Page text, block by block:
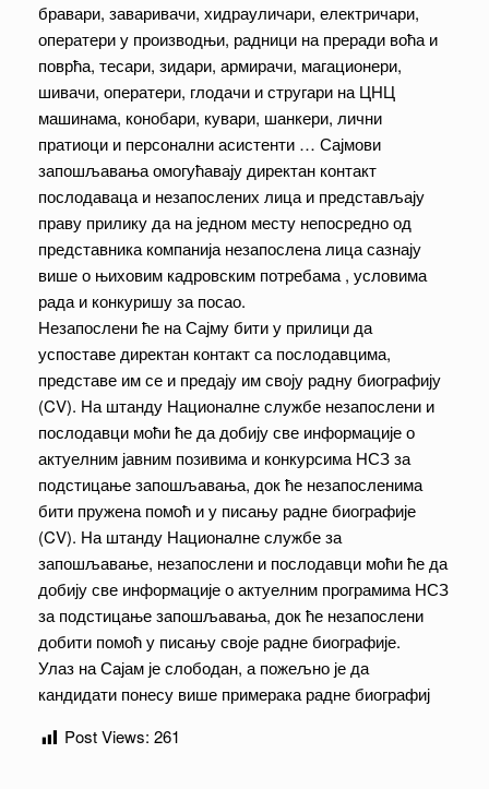
бравари, заваривачи, хидрауличари, електричари,
оператери у производњи, радници на преради воћа и
поврћа, тесари, зидари, армирачи, магационери,
шивачи, оператери, глодачи и стругари на ЦНЦ
машинама, конобари, кувари, шанкери, лични
пратиоци и персонални асистенти … Сајмови
запошљавања омогућавају директан контакт
послодаваца и незапослених лица и представљају
праву прилику да на једном месту непосредно од
представника компанија незапослена лица сазнају
више о њиховим кадровским потребама , условима
рада и конкуришу за посао.
Незапослени ће на Сајму бити у прилици да
успоставе директан контакт са послодавцима,
представе им се и предају им своју радну биографију
(CV). На штанду Националне службе незапослени и
послодавци моћи ће да добију све информације о
актуелним јавним позивима и конкурсима НСЗ за
подстицање запошљавања, док ће незапосленима
бити пружена помоћ и у писању радне биографије
(CV). На штанду Националне службе за
запошљавање, незапослени и послодавци моћи ће да
добију све информације о актуелним програмима НСЗ
за подстицање запошљавања, док ће незапослени
добити помоћ у писању своје радне биографије.
Улаз на Сајам је слободан, а пожељно је да
кандидати понесу више примерака радне биографиј
Post Views: 261